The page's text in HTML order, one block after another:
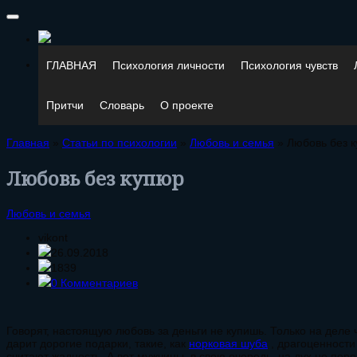
ГЛАВНАЯ Психология личности Психология чувств
Притчи Словарь О проекте
Главная » Статьи по психологии » Любовь и семья » Любовь без
Любовь без купюр
Любовь и семья
vikont
26.09.2018
1839
0 Комментариев
Говорят, настоящую любовь за деньги не купишь. Только на
дарит дорогие подарки
, такие, как норковая шуба ,